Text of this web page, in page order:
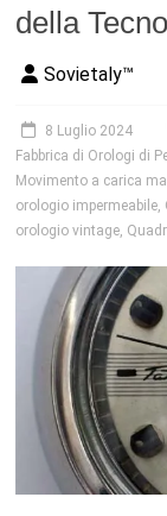
della
Sovietaly™
8 Luglio 2024
Fabbrica di Orologi di
Movimento a carica
orologio impermeabile,
orologio vintage,